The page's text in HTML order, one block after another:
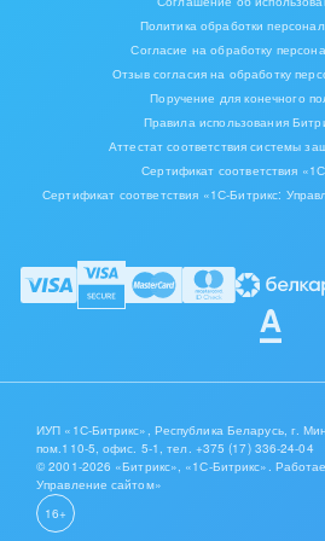
Политика обработки
Согласие на обработку
Отзыв согласия на обработку
Поручение для конечного
Правила использования
Аттестат соответствия системы
Сертификат соответствия
Сертификат соответствия «1С-Битрикс:
ИУП «1С-Битрикс», Республика Беларусь, г.
пом.110-5, офис. 5-1,тел. +375 (17) 336-24-04
© 2001-2026 «Битрикс», «1С-Битрикс».
Управление сайтом»
16+